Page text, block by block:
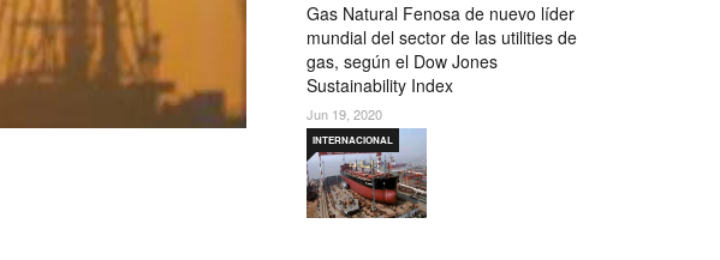
Gas Natural Fenosa de nuevo líder
mundial del sector de las utilities de
gas, según el Dow Jones
Sustainability Index
Jun 19, 2020
INTERNACIONAL